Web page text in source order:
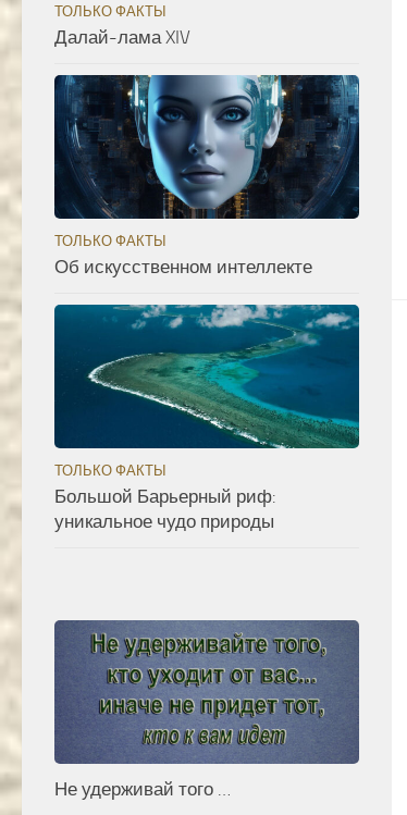
ТОЛЬКО ФАКТЫ
Далай-лама XIV
ТОЛЬКО ФАКТЫ
Об искусственном интеллекте
ТОЛЬКО ФАКТЫ
Большой Барьерный риф:
уникальное чудо природы
Не удерживай того …